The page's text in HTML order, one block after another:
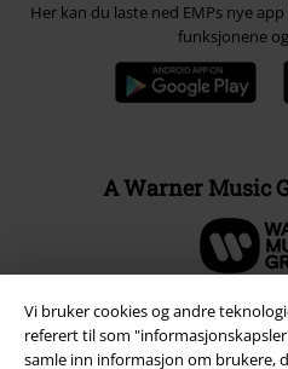
Vi bruker cookies og andre
referert til som
samle inn informasjon om brukere,
Her kan du laste ned EMPs nye
funksjonene
A Warner Music